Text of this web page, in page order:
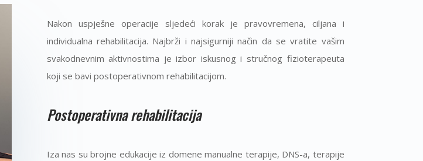
Nakon uspješne operacije sljedeći korak je pravovremena, ciljana i
individualna rehabilitacija. Najbrži i najsigurniji način da se vratite vašim
svakodnevnim aktivnostima je izbor iskusnog i stručnog fizioterapeuta
koji se bavi postoperativnom rehabilitacijom.
Postoperativna rehabilitacija
Iza nas su brojne edukacije iz domene manualne terapije, DNS-a, terapije